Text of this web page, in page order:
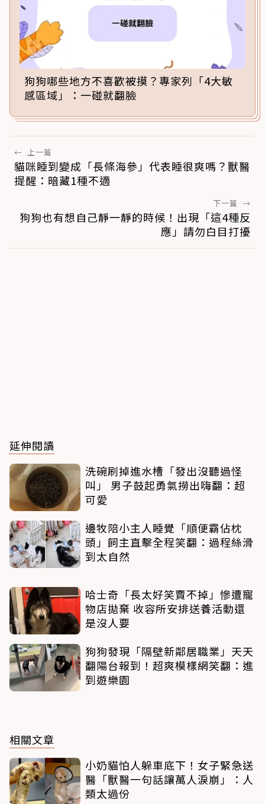
狗狗哪些地方不喜歡被摸？專家列「4大敏
感區域」：一碰就翻臉
← 上一篇
貓咪睡到變成「長條海參」代表睡很爽嗎？獸醫
提醒：暗藏1種不適
下一篇 →
狗狗也有想自己靜一靜的時候！出現「這4種反
應」請勿白目打擾
延伸閱讀
洗碗刷掉進水槽「發出沒聽過怪
叫」 男子鼓起勇氣撈出嗨翻：超
可愛
邊牧陪小主人睡覺「順便霸佔枕
頭」飼主直擊全程笑翻：過程絲滑
到太自然
哈士奇「長太好笑賣不掉」慘遭寵
物店拋棄 收容所安排送養活動還
是沒人要
狗狗發現「隔壁新鄰居職業」天天
翻陽台報到！超爽模樣網笑翻：進
到遊樂園
相關文章
小奶貓怕人躲車底下！女子緊急送
醫「獸醫一句話讓萬人淚崩」：人
類太過份